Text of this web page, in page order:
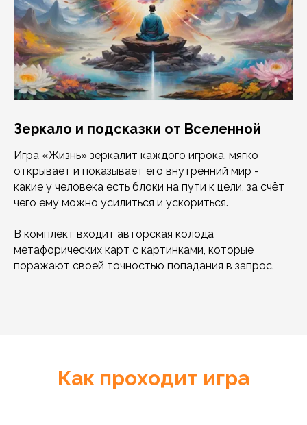
Зеркало и подсказки от Вселенной
Игра «Жизнь» зеркалит каждого игрока, мягко
открывает и показывает его внутренний мир -
какие у человека есть блоки на пути к цели, за счёт
чего ему можно усилиться и ускориться.
В комплект входит авторская колода
метафорических карт с картинками, которые
поражают своей точностью попадания в запрос.
Как проходит игра